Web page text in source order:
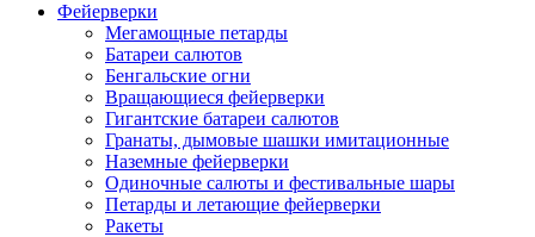
Фейерверки
Мегамощные петарды
Батареи салютов
Бенгальские огни
Вращающиеся фейерверки
Гигантские батареи салютов
Гранаты, дымовые шашки имитационные
Наземные фейерверки
Одиночные салюты и фестивальные шары
Петарды и летающие фейерверки
Ракеты